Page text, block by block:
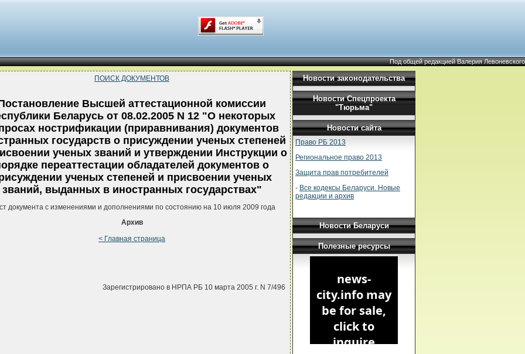
Под общей редакцией Валерия Левоневского
ПОИСК ДОКУМЕНТОВ
Высшей аттестационной комиссии
Беларусь от 08.02.2005 N 12 "О некоторых
нострификации (приравнивания) документов
государств о присуждении ученых степеней
ученых званий и утверждении Инструкции о
переаттестации обладателей документов о
ученых степеней и присвоении ученых
званий, выданных в иностранных государствах"
документа с изменениями и дополнениями по состоянию на 10 июля 2009 года
Архив
< Главная страница
Зарегистрировано в НРПА РБ 10 марта 2005 г. N 7/496
Новости законодательства
Новости Спецпроекта
"Тюрьма"
Новости сайта
Право РБ 2013
Региональное право 2013
Защита прав потребителей
- Все кодексы Беларуси. Новые
редакции и архив
Новости Беларуси
Полезные ресурсы